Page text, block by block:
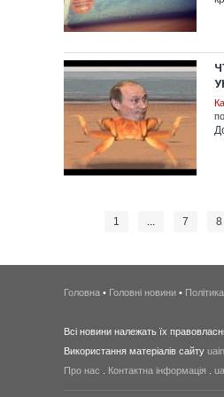
1 ... 7 8
Головна • Головні новини • Політика
Всі новини належать їх
Використання матеріалів сайту
Про нас
Контактна інформація